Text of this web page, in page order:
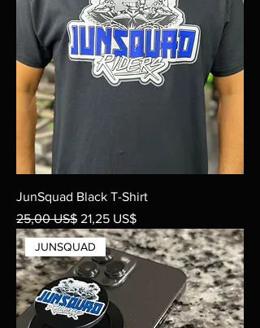
JunSquad Black T-Shirt
Precio
25,00 US$ Precio de oferta
21,25 US$
JUNSQUAD